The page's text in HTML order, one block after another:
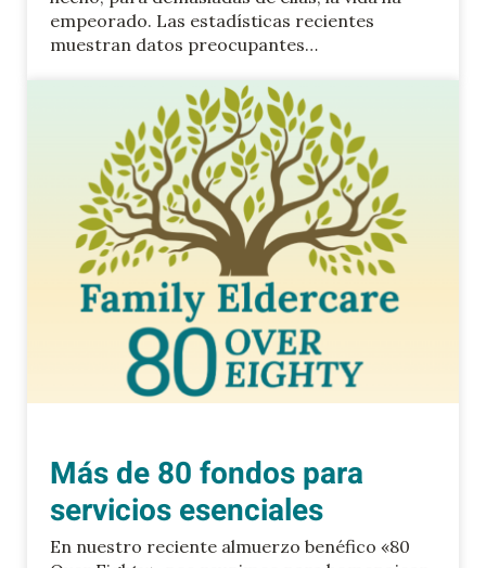
empeorado. Las estadísticas recientes
muestran datos preocupantes…
Más de 80 fondos para
servicios esenciales
En nuestro reciente almuerzo benéfico «80